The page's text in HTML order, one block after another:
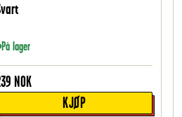
På lager
NOK
KJØP